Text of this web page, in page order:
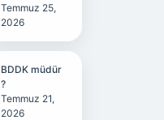
Temmuz 25,
2026
BDDK müdür
?
Temmuz 21,
2026